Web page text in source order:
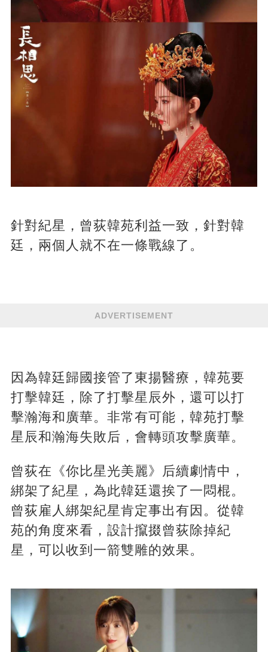
針對紀星，曾荻韓苑利益一致，針對韓
廷，兩個人就不在一條戰線了。
ADVERTISEMENT
因為韓廷歸國接管了東揚醫療，韓苑要
打擊韓廷，除了打擊星辰外，還可以打
擊瀚海和廣華。非常有可能，韓苑打擊
星辰和瀚海失敗后，會轉頭攻擊廣華。
曾荻在《你比星光美麗》后續劇情中，
綁架了紀星，為此韓廷還挨了一悶棍。
曾荻雇人綁架紀星肯定事出有因。從韓
苑的角度來看，設計攛掇曾荻除掉紀
星，可以收到一箭雙雕的效果。